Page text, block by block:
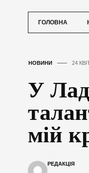
ГОЛОВНА
НОВИНИ 24
У
мій
РЕДАКЦІЯ